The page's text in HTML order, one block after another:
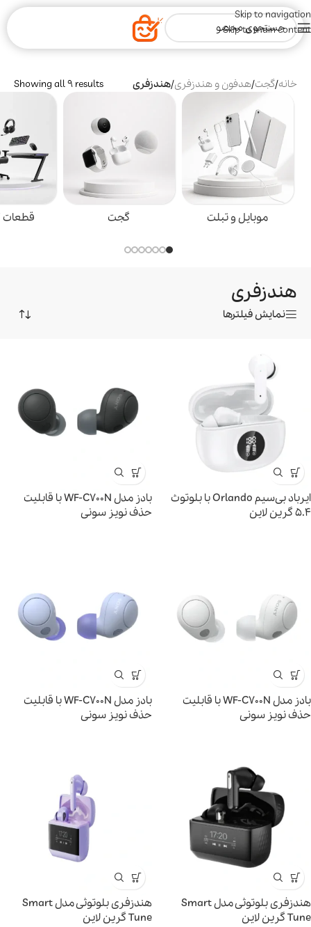
Skip to navigation
Skip to main content
خانه/گجت/هدفون و هندزفری/هندزفری Showing all 9 results
موبایل و تبلت گجت قطعات
هندزفری
نمایش فیلترها
ایرباد بی‌سیم Orlando با بلوتوث
۵.۴ گرین لاین
بادز مدل WF-C700N با قابلیت
حذف نویز سونی
بادز مدل WF-C700N با قابلیت
حذف نویز سونی
بادز مدل WF-C700N با قابلیت
حذف نویز سونی
هندزفری بلوتوثی مدل Smart
Tune گرین لاین
هندزفری بلوتوثی مدل Smart
Tune گرین لاین